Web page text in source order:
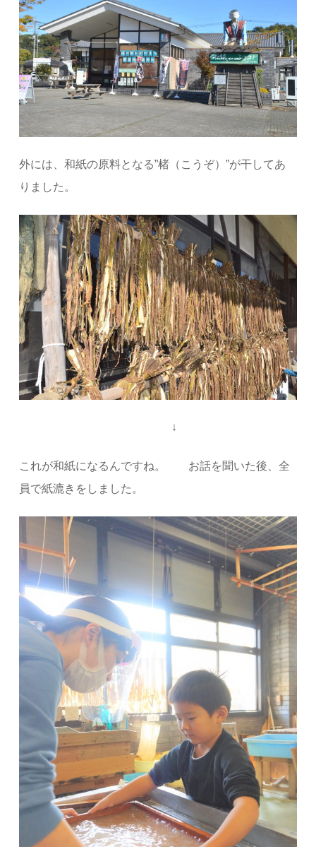
外には、和紙の原料となる”楮（こうぞ）”が干してあ
りました。
↓
これが和紙になるんですね。 お話を聞いた後、全
員で紙漉きをしました。